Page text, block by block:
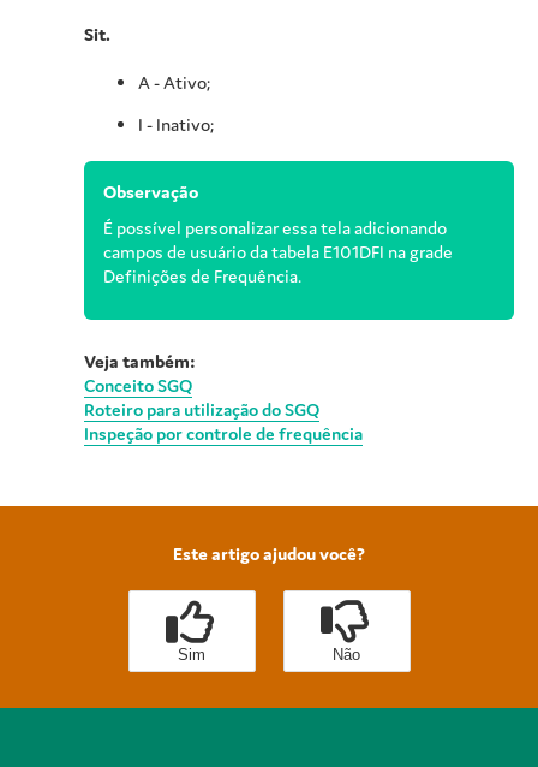
Sit.
A - Ativo;
I - Inativo;
Observação
É possível personalizar essa tela adicionando
campos de usuário da tabela E101DFI na grade
Definições de Frequência.
Veja também:
Conceito SGQ
Roteiro para utilização do SGQ
Inspeção por controle de frequência
Este artigo ajudou você?
Sim Não